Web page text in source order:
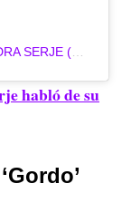
habló de su